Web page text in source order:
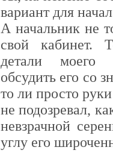
вариант для
А начальник не
свой кабинет.
детали моего
обсудить его со
то ли просто
не подозревал,
невзрачной
углу его